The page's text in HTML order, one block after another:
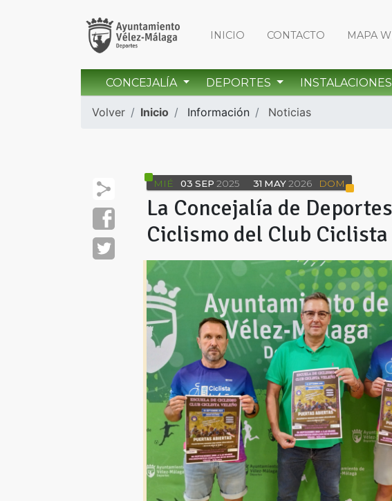
INICIO CONTACTO MAPA
CONCEJALÍA DEPORTES INSTALACIONES
Volver Inicio Información Noticias
MIÉ 03 SEP 2025 31 MAY2026 DOM
La Concejalía de
Ciclismo del Club Ciclista